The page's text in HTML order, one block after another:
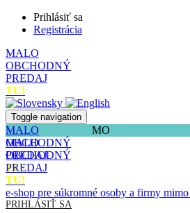
Prihlásiť sa
Registrácia
MALO
OBCHODNÝ
PREDAJ
TU!
Toggle navigation
MALO
OBCHODNÝ
PREDAJ
TU!
MO
MALO
OBCHODNÝ
PREDAJ
TU!
e-shop pre súkromné osoby a firmy
PRIHLÁSIŤ SA